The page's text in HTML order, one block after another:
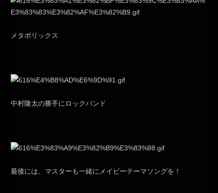
メタボリックス
中村隆太の勝手にロックバンド
最後には、マスターも一緒にメイビーテーマソングを！